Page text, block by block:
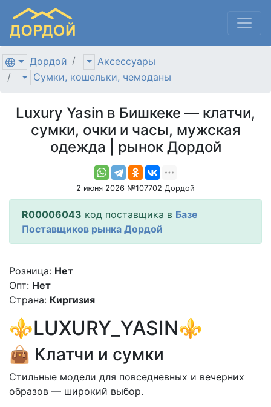
Дордой
Аксессуары
Сумки, кошельки, чемоданы
Luxury Yasin в Бишкеке — клатчи,
сумки, очки и часы, мужская
одежда | рынок Дордой
2 июня 2026 №107702 Дордой
R00006043 код поставщика в Базе
Поставщиков рынка Дордой
Розница: Нет
Опт: Нет
Страна: Киргизия
⚜️LUXURY_YASIN⚜️
👜 Клатчи и сумки
Стильные модели для повседневных и вечерних
образов — широкий выбор.